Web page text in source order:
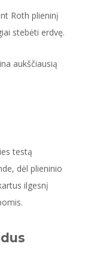
Roth plieninį
stebėti erdvę.
aukščiausią
testą
dėl plieninio
ilgesnį